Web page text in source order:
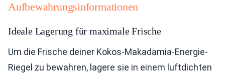
Aufbewahrungsinformationen
Ideale Lagerung für maximale Frische
Um die Frische deiner Kokos-Makadamia-Energie-
Riegel zu bewahren, lagere sie in einem luftdichten